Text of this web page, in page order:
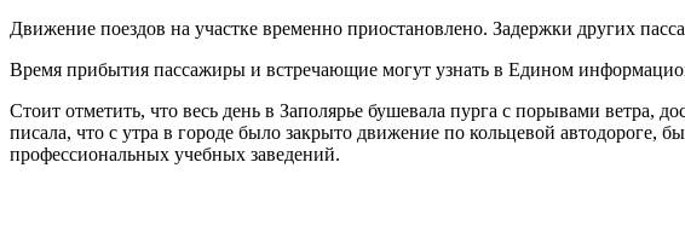
Движение поездов на участке временно приостановлено. Задержки других
Время прибытия пассажиры и встречающие могут узнать в Едином
Стоит отметить, что весь день в Заполярье бушевала пурга с порывами ветра,
писала, что с утра в городе было закрыто движение по кольцевой
профессиональных учебных заведений.